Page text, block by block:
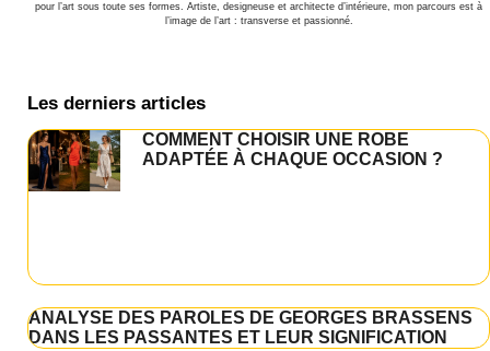
pour l’art sous toute ses formes. Artiste, designeuse et architecte d’intérieure, mon parcours est à
l’image de l’art : transverse et passionné.
Les derniers articles
COMMENT CHOISIR UNE ROBE
ADAPTÉE À CHAQUE OCCASION ?
ANALYSE DES PAROLES DE GEORGES BRASSENS
DANS LES PASSANTES ET LEUR SIGNIFICATION